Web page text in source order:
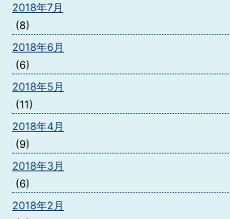
2018年7月
(8)
2018年6月
(6)
2018年5月
(11)
2018年4月
(9)
2018年3月
(6)
2018年2月